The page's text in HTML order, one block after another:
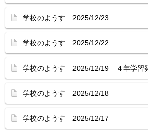
学校のようす 2025/12/23
学校のようす 2025/12/22
学校のようす 2025/12/19 ４年学習
学校のようす 2025/12/18
学校のようす 2025/12/17